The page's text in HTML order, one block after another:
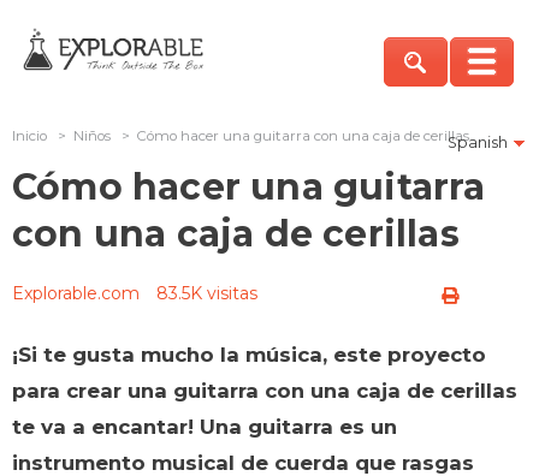
Spanish
Inicio > Niños > Cómo hacer una guitarra con una caja de cerillas
Cómo hacer una guitarra
con una caja de cerillas
Explorable.com 83.5K visitas
¡Si te gusta mucho la música, este proyecto
para crear una guitarra con una caja de cerillas
te va a encantar! Una guitarra es un
instrumento musical de cuerda que rasgas